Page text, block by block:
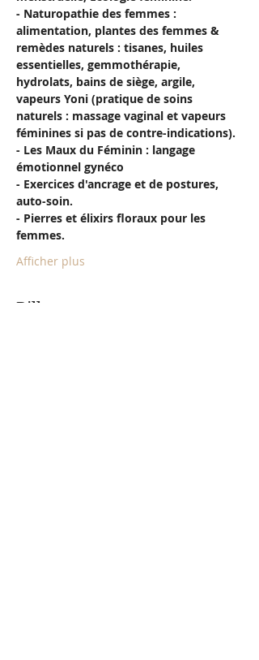
- Naturopathie des femmes :
alimentation, plantes des femmes &
remèdes naturels : tisanes, huiles
essentielles, gemmothérapie,
hydrolats, bains de siège, argile,
vapeurs Yoni (pratique de soins
naturels : massage vaginal et vapeurs
féminines si pas de contre-indications).
- Les Maux du Féminin : langage
émotionnel gynéco
- Exercices d'ancrage et de postures,
auto-soin.
- Pierres et élixirs floraux pour les
femmes.
Afficher plus
Billets